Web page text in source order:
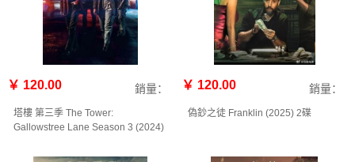
￥ 120.00 銷量：
塔樓 第三季 The Tower:
Gallowstree Lane Season 3‎ (2024)
￥ 120.00 銷量：
偽鈔之徒 Franklin‎ (2025) 2碟